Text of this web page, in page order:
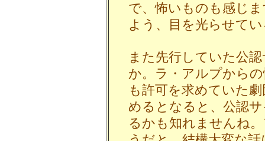
で、怖いものも感じ
よう、目を光らせて
また先行していた公
か。ラ・アルプから
も許可を求めていた
めるとなると、公認
るかも知れませんね